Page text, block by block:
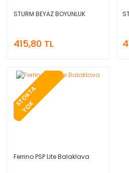
STURM BEYAZ BOYUNLUK
415,80 TL
S
T
O
K
T
A
Y
O
K
Ferrino PSP Lite Balaklava